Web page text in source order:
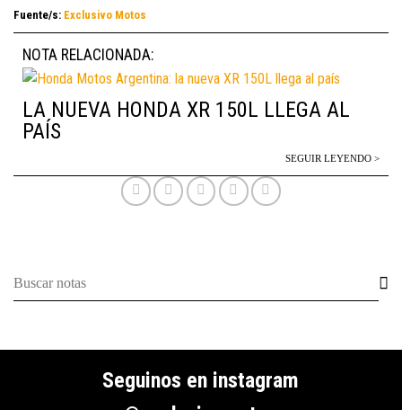
Fuente/s: Exclusivo Motos
NOTA RELACIONADA:
LA NUEVA HONDA XR 150L LLEGA AL
PAÍS
Seguinos en instagram